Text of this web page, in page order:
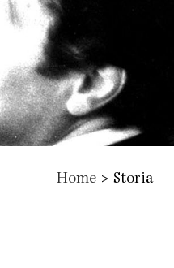
Home > Storia